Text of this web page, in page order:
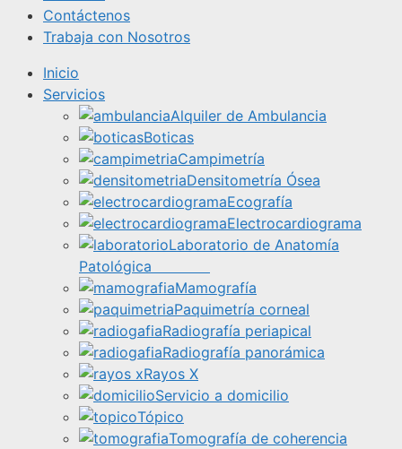
Contáctenos
Trabaja con Nosotros
Inicio
Servicios
Alquiler de Ambulancia
Boticas
Campimetría
Densitometría Ósea
Ecografía
Electrocardiograma
Laboratorio de Anatomía
Patológica
Mamografía
Paquimetría corneal
Radiografía periapical
Radiografía panorámica
Rayos X
Servicio a domicilio
Tópico
Tomografía de coherencia